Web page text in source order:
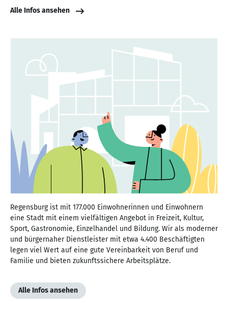
Alle Infos ansehen
Regensburg ist mit 177.000 Einwohnerinnen und Einwohnern
eine Stadt mit einem vielfältigen Angebot in Freizeit, Kultur,
Sport, Gastronomie, Einzelhandel und Bildung. Wir als moderner
und bürgernaher Dienstleister mit etwa 4.400 Beschäftigten
legen viel Wert auf eine gute Vereinbarkeit von Beruf und
Familie und bieten zukunftssichere Arbeitsplätze.
Alle Infos ansehen